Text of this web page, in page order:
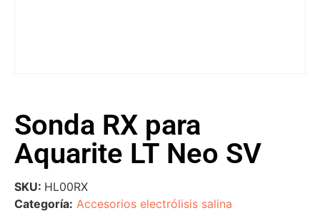
Sonda RX para
Aquarite LT Neo SV
SKU: HL00RX
Categoría: Accesorios electrólisis salina